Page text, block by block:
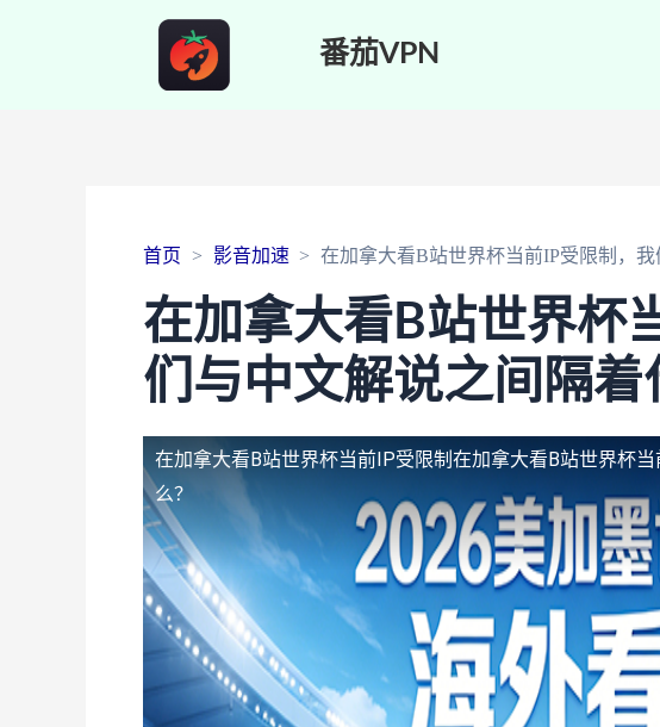
番茄VPN
首页 影音加速 在加拿大看B站世界杯当前IP受限制，我
在加拿大看B站世界杯
们与中文解说之间隔着
在加拿大看B站世界杯当前IP受限制 在加拿大看B站世界杯
么？